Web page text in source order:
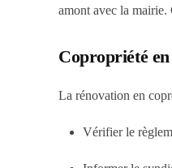
amont avec la mairie.
Copropriété
La rénovation en
Vérifier le